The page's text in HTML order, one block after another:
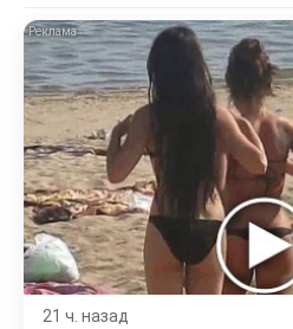
21 ч. назад